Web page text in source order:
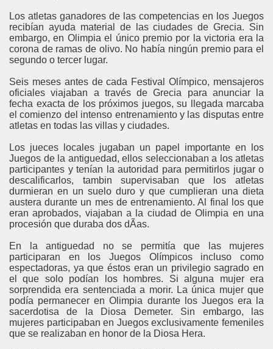
Los atletas ganadores de las competencias en los Juegos
recibí­an ayuda material de las ciudades de Grecia. Sin
embargo, en Olimpia el único premio por la victoria era la
corona de ramas de olivo. No había ningún premio para el
segundo o tercer lugar.
Seis meses antes de cada Festival Olímpico, mensajeros
oficiales viajaban a través de Grecia para anunciar la
fecha exacta de los próximos juegos, su llegada marcaba
el comienzo del intenso entrenamiento y las disputas entre
atletas en todas las villas y ciudades.
Los jueces locales jugaban un papel importante en los
Juegos de la antiguedad, ellos seleccionaban a los atletas
participantes y tení­an la autoridad para permitirlos jugar o
descalificarlos, tambin supervisaban que los atletas
durmieran en un suelo duro y que cumplieran una dieta
austera durante un mes de entrenamiento. Al final los que
eran aprobados, viajaban a la ciudad de Olimpia en una
procesión que duraba dos dÃ­as.
En la antiguedad no se permitía que las mujeres
participaran en los Juegos Olímpicos incluso como
espectadoras, ya que éstos eran un privilegio sagrado en
el que solo podían los hombres. Si alguna mujer era
sorprendida era sentenciada a morir. La única mujer que
podía permanecer en Olimpia durante los Juegos era la
sacerdotisa de la Diosa Demeter. Sin embargo, las
mujeres participaban en Juegos exclusivamente femeniles
que se realizaban en honor de la Diosa Hera.